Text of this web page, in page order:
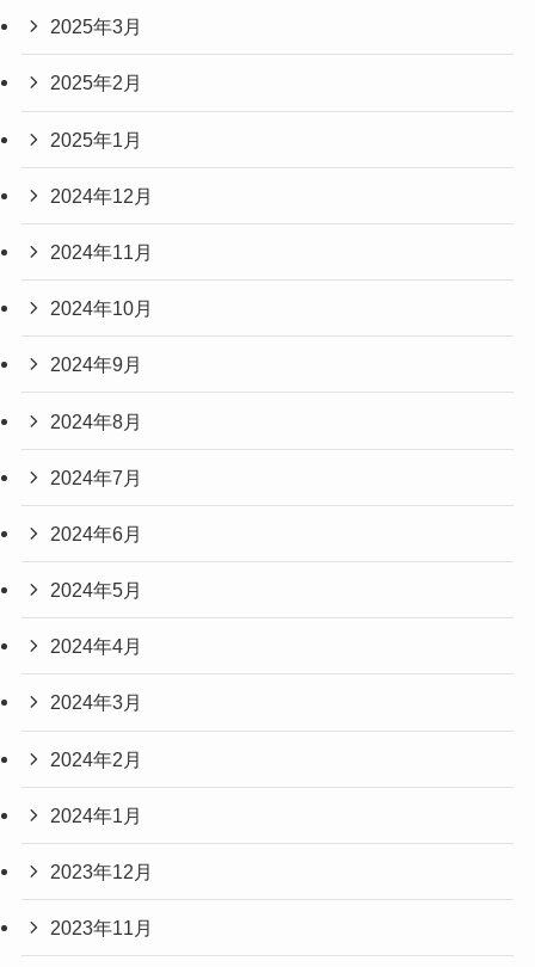
2025年3月
2025年2月
2025年1月
2024年12月
2024年11月
2024年10月
2024年9月
2024年8月
2024年7月
2024年6月
2024年5月
2024年4月
2024年3月
2024年2月
2024年1月
2023年12月
2023年11月